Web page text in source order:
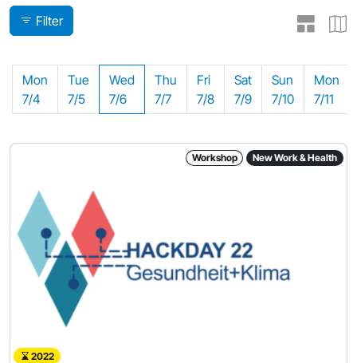
Filter
Mon
7/4
Tue
7/5
Wed
7/6
Thu
7/7
Fri
7/8
Sat
7/9
Sun
7/10
Mon
7/11
Workshop New Work & Health
2022